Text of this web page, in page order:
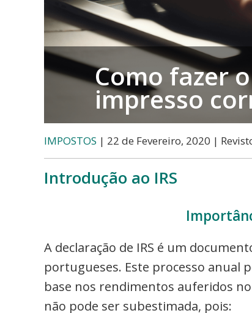
Como fazer
impresso
IMPOSTOS | 22 de Fevereiro, 2020 |
Introdução ao IRS
A declaração de IRS é um
portugueses. Este processo anual
base nos rendimentos auferidos
não pode ser subestimada, pois: